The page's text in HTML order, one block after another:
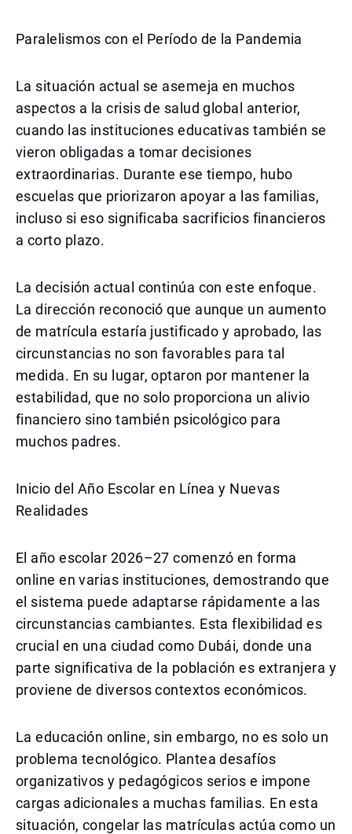
Paralelismos con el Período de la Pandemia
La situación actual se asemeja en muchos
aspectos a la crisis de salud global anterior,
cuando las instituciones educativas también se
vieron obligadas a tomar decisiones
extraordinarias. Durante ese tiempo, hubo
escuelas que priorizaron apoyar a las familias,
incluso si eso significaba sacrificios financieros
a corto plazo.
La decisión actual continúa con este enfoque.
La dirección reconoció que aunque un aumento
de matrícula estaría justificado y aprobado, las
circunstancias no son favorables para tal
medida. En su lugar, optaron por mantener la
estabilidad, que no solo proporciona un alivio
financiero sino también psicológico para
muchos padres.
Inicio del Año Escolar en Línea y Nuevas
Realidades
El año escolar 2026–27 comenzó en forma
online en varias instituciones, demostrando que
el sistema puede adaptarse rápidamente a las
circunstancias cambiantes. Esta flexibilidad es
crucial en una ciudad como Dubái, donde una
parte significativa de la población es extranjera y
proviene de diversos contextos económicos.
La educación online, sin embargo, no es solo un
problema tecnológico. Plantea desafíos
organizativos y pedagógicos serios e impone
cargas adicionales a muchas familias. En esta
situación, congelar las matrículas actúa como un